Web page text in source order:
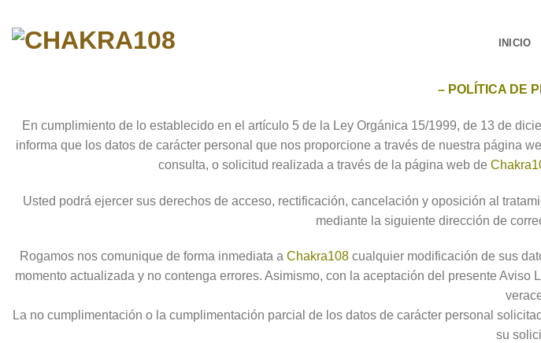
content
INICIO
– POLÍTICA DE
En cumplimiento de lo establecido en el artículo 5 de la Ley Orgánica 15/1999, de 13 de
informa que los datos de carácter personal que nos proporcione a través de nuestra página
consulta, o solicitud realizada a través de la página web de
Usted podrá ejercer sus derechos de acceso, rectificación, cancelación y oposición al
mediante la siguiente dirección de
Rogamos nos comunique de forma inmediata a Chakra108cualquier modificación de sus
momento actualizada y no contenga errores. Asimismo, con la aceptación del presente
La no cumplimentación o la cumplimentación parcial de los datos de carácter personal
su